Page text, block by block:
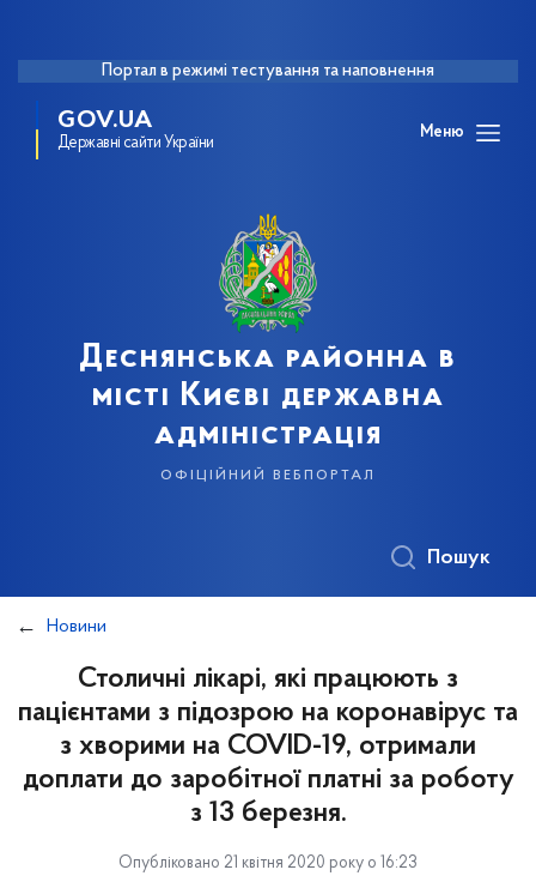
Портал в режимі тестування та наповнення
GOV.UA
Державні сайти України
Меню
Деснянська районна в
місті Києві державна
адміністрація
офіційний вебпортал
Пошук
Новини
Столичні лікарі, які працюють з
пацієнтами з підозрою на коронавірус та
з хворими на COVID-19, отримали
доплати до заробітної платні за роботу
з 13 березня.
Опубліковано 21 квітня 2020 року о 16:23